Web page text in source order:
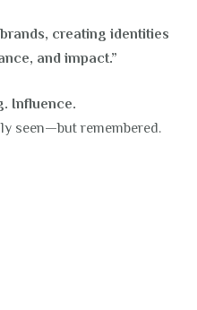
creating identities
and impact.”
Influence.
seen—but remembered.